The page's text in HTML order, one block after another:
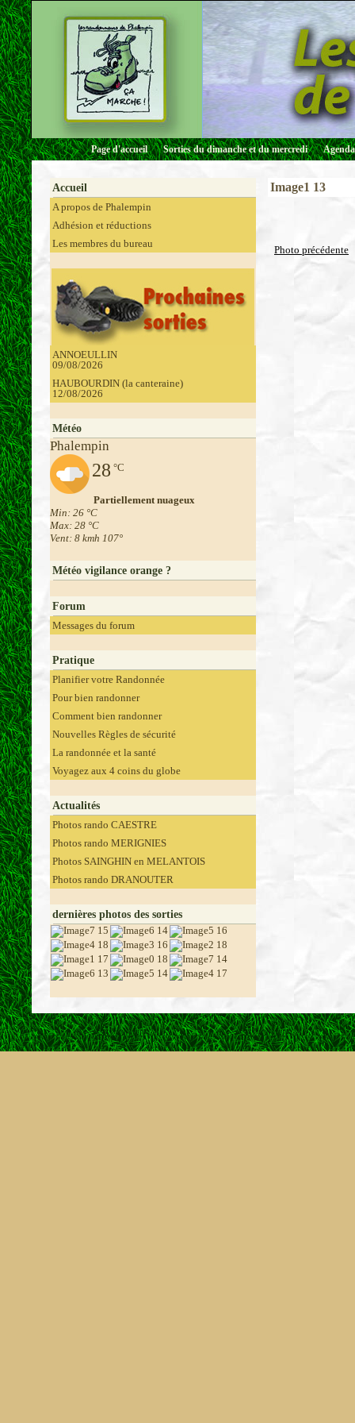
Page d'accueil Sorties du dimanche et du mercredi
Accueil
A propos de Phalempin
Adhésion et réductions
Les membres du bureau
ANNOEULLIN
09/08/2026
HAUBOURDIN (la canteraine)
12/08/2026
Météo
Phalempin
28 °C
Partiellement nuageux
Min: 26 °C
Max: 28 °C
Vent: 8 kmh 107°
Météo vigilance orange ?
Forum
Messages du forum
Pratique
Planifier votre Randonnée
Pour bien randonner
Comment bien randonner
Nouvelles Règles de sécurité
La randonnée et la santé
Voyagez aux 4 coins du globe
Actualités
Photos rando CAESTRE
Photos rando MERIGNIES
Photos SAINGHIN en MELANTOIS
Photos rando DRANOUTER
dernières photos des sorties
Image1 13
Photo précédente